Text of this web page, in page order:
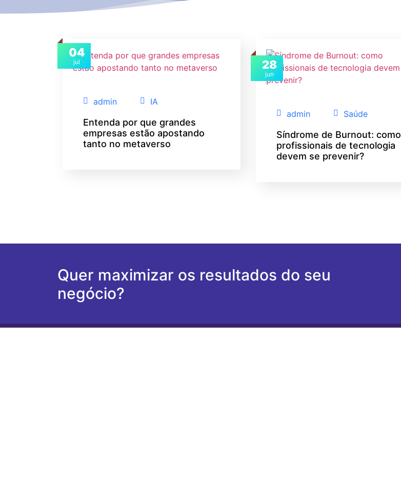
04
jul
admin IA
Entenda por que grandes
empresas estão apostando
tanto no metaverso
28
jun
admin Saúde
Síndrome de Burnout: como
profissionais de tecnologia
devem se prevenir?
Quer maximizar os resultados do seu
negócio?